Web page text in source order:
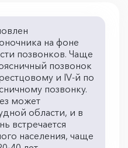
на фоне
позвонков. Чаще
позвонок
и IV-й по
позвонку.
может
области, и в
встречается
населения, чаще